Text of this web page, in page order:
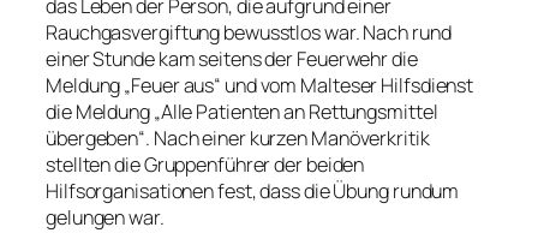
das Leben der Person, die aufgrund einer
Rauchgasvergiftung bewusstlos war. Nach rund
einer Stunde kam seitens der Feuerwehr die
Meldung „Feuer aus“ und vom Malteser Hilfsdienst
die Meldung „Alle Patienten an Rettungsmittel
übergeben“. Nach einer kurzen Manöverkritik
stellten die Gruppenführer der beiden
Hilfsorganisationen fest, dass die Übung rundum
gelungen war.